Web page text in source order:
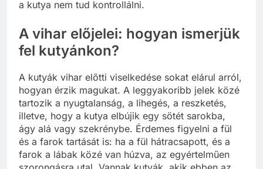
a kutya nem tud kontrollálni.
A vihar előjelei: hogyan ismerjük
fel kutyánkon?
A kutyák vihar előtti viselkedése sokat elárul arról,
hogyan érzik magukat. A leggyakoribb jelek közé
tartozik a nyugtalanság, a lihegés, a reszketés,
illetve, hogy a kutya elbújik egy sötét sarokba,
ágy alá vagy szekrénybe. Érdemes figyelni a fül
és a farok tartását is: ha a fül hátracsapott, és a
farok a lábak közé van húzva, az egyértelműen